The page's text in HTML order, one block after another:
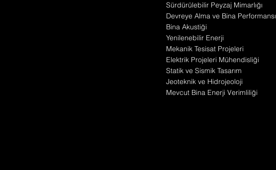
Sürdürülebilir Peyzaj Mimarlığı
Devreye Alma ve Bina Performansı
Bina Akustiği
Yenilenebilir Enerji
Mekanik Tesisat Projeleri
Elektrik Projeleri Mühendisliği
Statik ve Sismik Tasarım
Jeoteknik ve Hidrojeoloji
Mevcut Bina Enerji Verimliliği